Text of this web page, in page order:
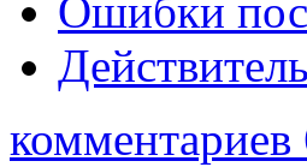
Ошибки
комментариев